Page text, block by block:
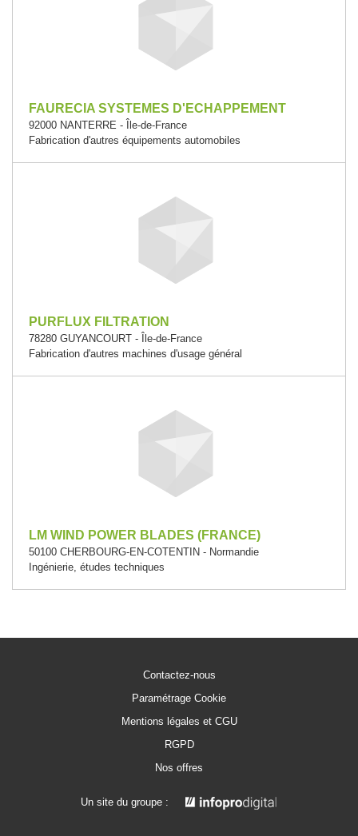
FAURECIA SYSTEMES D'ECHAPPEMENT
92000 NANTERRE - Île-de-France
Fabrication d'autres équipements automobiles
PURFLUX FILTRATION
78280 GUYANCOURT - Île-de-France
Fabrication d'autres machines d'usage général
LM WIND POWER BLADES (FRANCE)
50100 CHERBOURG-EN-COTENTIN - Normandie
Ingénierie, études techniques
Contactez-nous
Paramétrage Cookie
Mentions légales et CGU
RGPD
Nos offres
Un site du groupe :